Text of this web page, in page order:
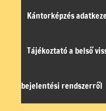
Kántorképzés
Tájékoztató a belső
bejelentési rendszerről